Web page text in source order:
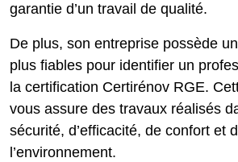
garantie d’un travail de qualité.
De plus, son entreprise possède
plus fiables pour identifier un
la certification Certirénov RGE.
vous assure des travaux réalisés
sécurité, d’efficacité, de confort et
l’environnement.